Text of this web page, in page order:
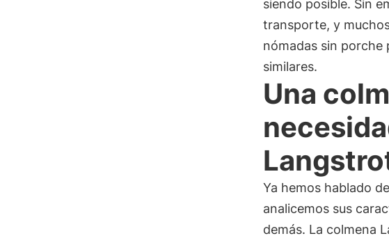
siendo posible. Sin
transporte, y
nómadas sin porche
similares.
Una
Ya hemos hablado
analicemos sus
demás. La colmena